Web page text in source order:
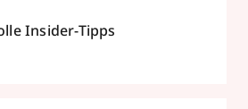
Insider-Tipps